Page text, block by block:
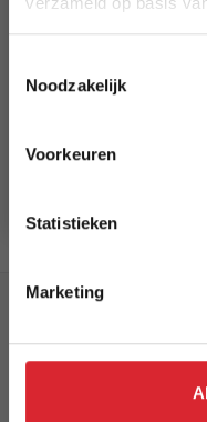
Noodzakelijk
Voorkeuren
Statistieken
Marketing
Bel: 088 24 24
Antwoord
Gedempte Singel 11